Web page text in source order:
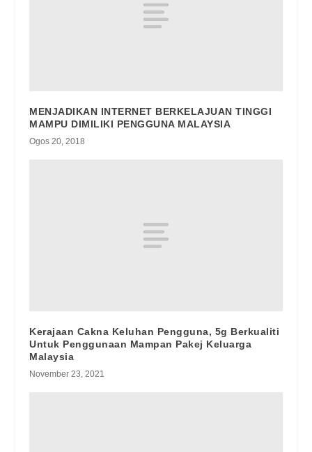
MENJADIKAN INTERNET BERKELAJUAN TINGGI
MAMPU DIMILIKI PENGGUNA MALAYSIA
Ogos 20, 2018
Kerajaan Cakna Keluhan Pengguna, 5g Berkualiti
Untuk Penggunaan Mampan Pakej Keluarga
Malaysia
November 23, 2021